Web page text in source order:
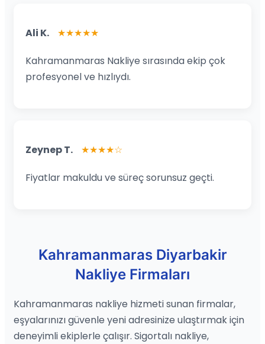
Ali K. ★★★★★
Kahramanmaras Nakliye sırasında ekip çok
profesyonel ve hızlıydı.
Zeynep T. ★★★★☆
Fiyatlar makuldu ve süreç sorunsuz geçti.
Kahramanmaras Diyarbakir
Nakliye Firmaları
Kahramanmaras nakliye hizmeti sunan firmalar,
eşyalarınızı güvenle yeni adresinize ulaştırmak için
deneyimli ekiplerle çalışır. Sigortalı nakliye,